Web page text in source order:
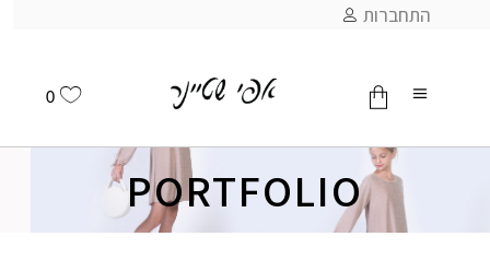
התחברות
0
אין מוצרים בסל
PORTFOLIO